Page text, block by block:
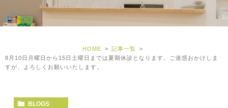
HOME
記事一覧
8月10日月曜日から15日土曜日までは夏期休診となります。ご迷惑おかけしま
すが、よろしくお願いいたします。
BLOGS